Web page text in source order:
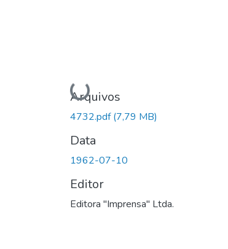
Carregando...
Arquivos
4732.pdf(7,79 MB)
Data
1962-07-10
Editor
Editora "Imprensa" Ltda.